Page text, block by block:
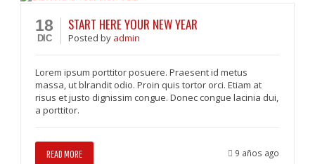
18
DIC
START HERE YOUR NEW YEAR
Postedby admin
Lorem ipsum porttitor posuere. Praesent id metus
massa, ut blrandit odio. Proin quis tortor orci. Etiam at
risus et justo dignissim congue. Donec congue lacinia dui,
a porttitor.
READ MORE 9 años ago